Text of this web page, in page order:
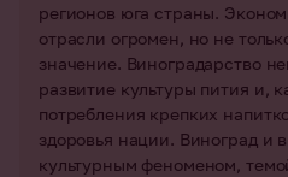
регионов юга страны.
отрасли огромен, но не
значение. Виноградарство
развитие культуры пития и,
потребления крепких
здоровья нации. Виноград и
культурным феноменом,